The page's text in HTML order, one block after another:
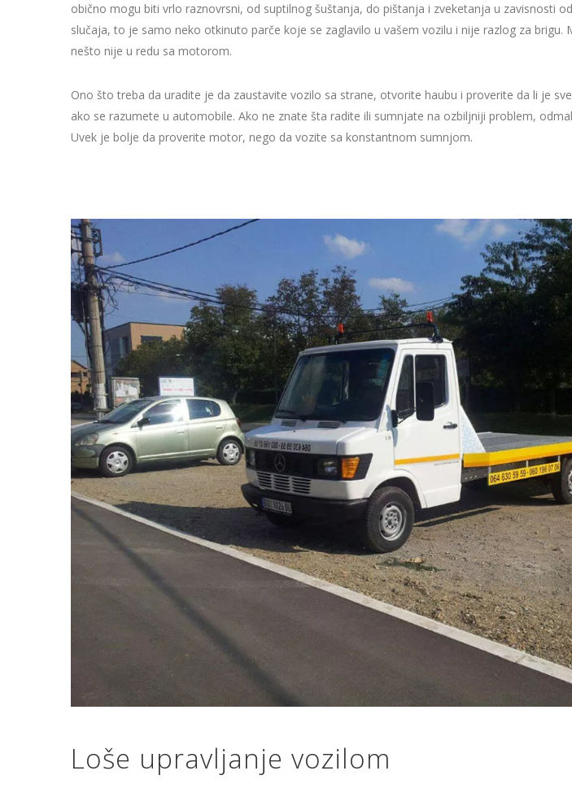
obično mogu biti vrlo raznovrsni, od suptilnog šuštanja, do pištanja i zveketanja u zavisnosti
slučaja, to je samo neko otkinuto parče koje se zaglavilo u vašem vozilu i nije razlog za brigu.
nešto nije u redu sa motorom.
Ono što treba da uradite je da zaustavite vozilo sa strane, otvorite haubu i proverite da li je
ako se razumete u automobile. Ako ne znate šta radite ili sumnjate na ozbiljniji problem,
Uvek je bolje da proverite motor, nego da vozite sa konstantnom sumnjom.
Loše upravljanje vozilom